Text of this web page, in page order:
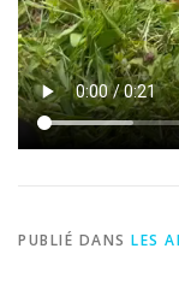
PUBLIÉ DANS LES